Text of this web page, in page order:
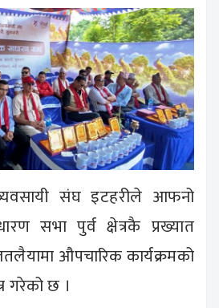
संघ इटहरीले आफनो
सभा पुर्व क्षेत्रकै प्रख्यात
औपचारिक कार्यक्रमको
गरेको छ ।